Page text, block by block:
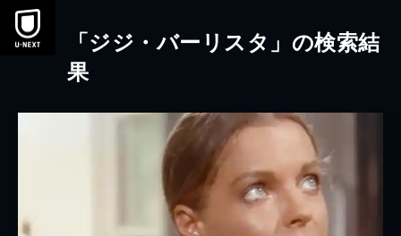
本文へスキップ
「ジジ・バーリスタ」の検索結
果